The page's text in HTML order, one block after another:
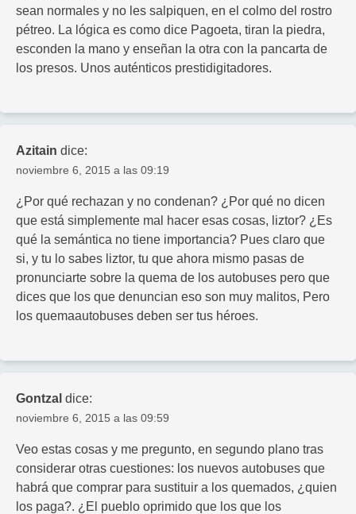
sean normales y no les salpiquen, en el colmo del rostro
pétreo. La lógica es como dice Pagoeta, tiran la piedra,
esconden la mano y enseñan la otra con la pancarta de
los presos. Unos auténticos prestidigitadores.
Azitain dice:
noviembre 6, 2015 a las 09:19
¿Por qué rechazan y no condenan? ¿Por qué no dicen
que está simplemente mal hacer esas cosas, liztor? ¿Es
qué la semántica no tiene importancia? Pues claro que
si, y tu lo sabes liztor, tu que ahora mismo pasas de
pronunciarte sobre la quema de los autobuses pero que
dices que los que denuncian eso son muy malitos, Pero
los quemaautobuses deben ser tus héroes.
Gontzal dice:
noviembre 6, 2015 a las 09:59
Veo estas cosas y me pregunto, en segundo plano tras
considerar otras cuestiones: los nuevos autobuses que
habrá que comprar para sustituir a los quemados, ¿quien
los paga?. ¿El pueblo oprimido que los que los